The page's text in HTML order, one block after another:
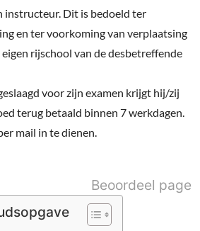
instructeur. Dit is bedoeld ter
en ter voorkoming van verplaatsing
rijschool van de desbetreffende
voor zijn examen krijgt hij/zij
terug betaald binnen 7 werkdagen.
mail in te dienen.
Beoordeel page